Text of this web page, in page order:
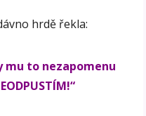
hrdě řekla:
mu to nezapomenu